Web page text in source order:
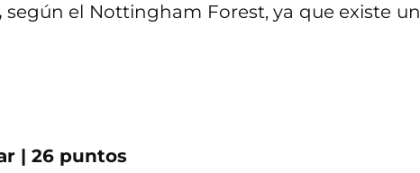
según el Nottingham Forest, ya que existe un
| 26 puntos